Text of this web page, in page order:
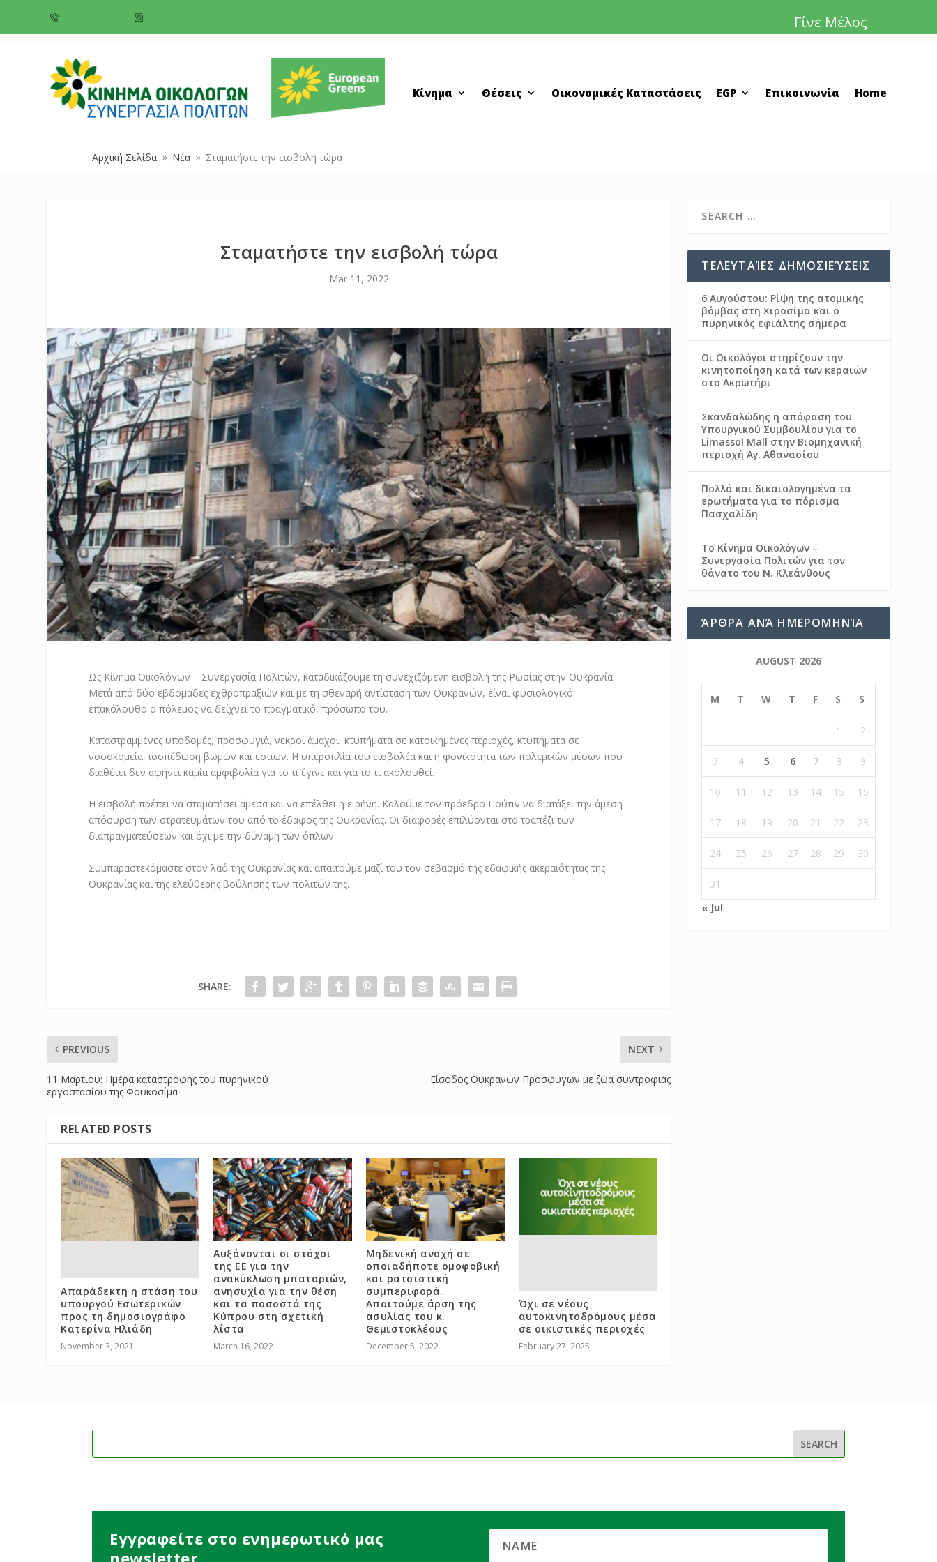
Γίνε Μέλος
Κίνημα Θέσεις Οικονομικές Καταστάσεις EGP Επικοινωνία Home
Αρχική Σελίδα 9 Νέα 9 Σταματήστε την εισβολή τώρα
Σταματήστε την εισβολή τώρα
Mar 11, 2022
Ως Κίνημα Οικολόγων – Συνεργασία Πολιτών, καταδικάζουμε τη συνεχιζόμενη εισβολή της Ρωσίας στην Ουκρανία.
Μετά από δύο εβδομάδες εχθροπραξιών και με τη σθεναρή αντίσταση των Ουκρανών, είναι φυσιολογικό
επακόλουθο ο πόλεμος να δείχνει το πραγματικό, πρόσωπο του.
Καταστραμμένες υποδομές, προσφυγιά, νεκροί άμαχοι, κτυπήματα σε κατοικημένες περιοχές, κτυπήματα σε
νοσοκομεία, ισοπέδωση βωμών και εστιών. Η υπεροπλία του εισβολέα και η φονικότητα των πολεμικών μέσων που
διαθέτει δεν αφήνει καμία αμφιβολία για το τι έγινε και για το τι ακολουθεί.
Η εισβολή πρέπει να σταματήσει άμεσα και να επέλθει η ειρήνη. Καλούμε τον πρόεδρο Πούτιν να διατάξει την άμεση
απόσυρση των στρατευμάτων του από το έδαφος της Ουκρανίας. Οι διαφορές επιλύονται στο τραπέζι των
διαπραγματεύσεων και όχι με την δύναμη των όπλων.
Συμπαραστεκόμαστε στον λαό της Ουκρανίας και απαιτούμε μαζί του τον σεβασμό της εδαφικής ακεραιότητας της
Ουκρανίας και της ελεύθερης βούλησης των πολιτών της.
SHARE:
PREVIOUS
11 Μαρτίου: Ημέρα καταστροφής του πυρηνικού
εργοστασίου της Φουκοσίμα
NEXT
Είσοδος Ουκρανών Προσφύγων με ζώα συντροφιάς
RELATED POSTS
​Απαράδεκτη η στάση του
υπουργού Εσωτερικών
προς τη δημοσιογράφο
Κατερίνα Ηλιάδη
November 3, 2021
Αυξάνονται οι στόχοι
της ΕΕ για την
ανακύκλωση μπαταριών,
ανησυχία για την θέση
και τα ποσοστά της
Κύπρου στη σχετική
λίστα
March 16, 2022
Μηδενική ανοχή σε
οποιαδήποτε ομοφοβική
και ρατσιστική
συμπεριφορά.
Απαιτούμε άρση της
ασυλίας του κ.
Θεμιστοκλέους
December 5, 2022
Όχι σε νέους
αυτοκινητοδρόμους μέσα
σε οικιστικές περιοχές
February 27, 2025
ΤΕΛΕΥΤΑΊΕΣ ΔΗΜΟΣΙΕΎΣΕΙΣ
6 Αυγούστου: Ρίψη της ατομικής
βόμβας στη Χιροσίμα και ο
πυρηνικός εφιάλτης σήμερα
Οι Οικολόγοι στηρίζουν την
κινητοποίηση κατά των κεραιών
στο Ακρωτήρι
Σκανδαλώδης η απόφαση του
Υπουργικού Συμβουλίου για το
Limassol Mall στην Βιομηχανική
περιοχή Αγ. Αθανασίου
Πολλά και δικαιολογημένα τα
ερωτήματα για το πόρισμα
Πασχαλίδη
Το Κίνημα Οικολόγων –
Συνεργασία Πολιτών για τον
θάνατο του Ν. Κλεάνθους
ΆΡΘΡΑ ΑΝΆ ΗΜΕΡΟΜΗΝΊΑ
AUGUST 2026
M T W T F S S
1 2
3 4 5 6 7 8 9
10 11 12 13 14 15 16
17 18 19 20 21 22 23
24 25 26 27 28 29 30
31
« Jul
Εγγραφείτε στο ενημερωτικό μας
newsletter